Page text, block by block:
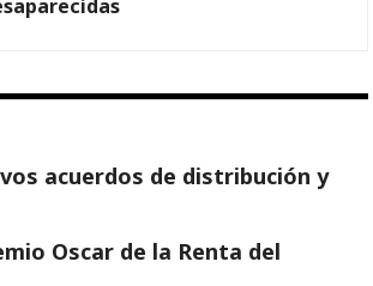
acuerdos de distribución y
Oscar de la Renta del